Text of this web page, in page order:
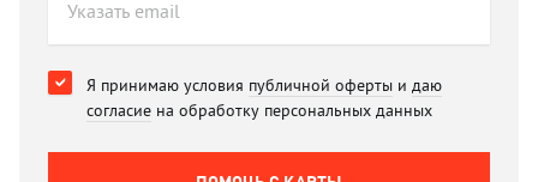
Я принимаю условия публичной оферты и даю
согласие на обработку персональных данных